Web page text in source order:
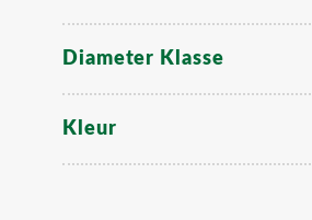
Diameter Klasse
Kleur